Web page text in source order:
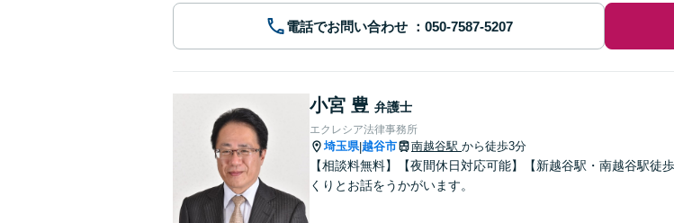
電話でお問い合わせ
小宮 豊 弁護士
エクレシア法律事務所
埼玉県|越谷市 南越谷駅 から徒歩3分
【相談料無料】【夜間休日対応可能】【新越谷駅・南越谷駅徒
くりとお話をうかがいます。